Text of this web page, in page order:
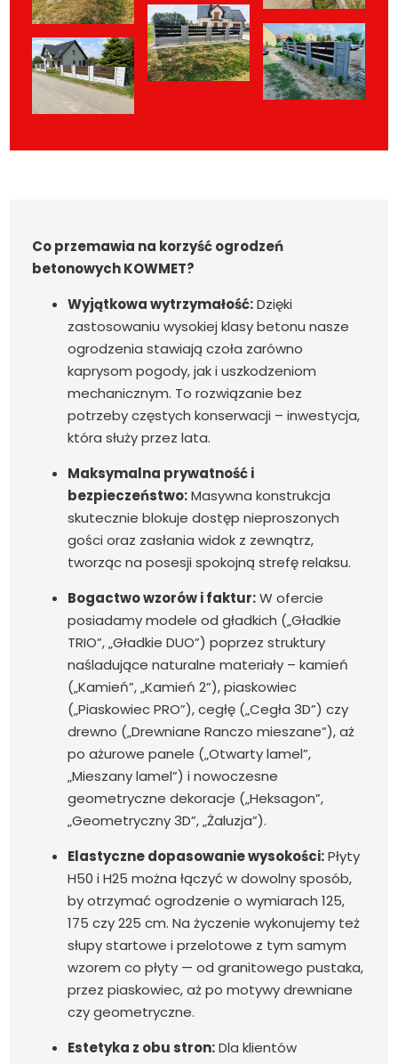
Co przemawia na korzyść ogrodzeń
betonowych KOWMET?
Wyjątkowa wytrzymałość:Dzięki
zastosowaniu wysokiej klasy betonu nasze
ogrodzenia stawiają czoła zarówno
kaprysom pogody, jak i uszkodzeniom
mechanicznym. To rozwiązanie bez
potrzeby częstych konserwacji – inwestycja,
która służy przez lata.
Maksymalna prywatność i
bezpieczeństwo:Masywna konstrukcja
skutecznie blokuje dostęp nieproszonych
gości oraz zasłania widok z zewnątrz,
tworząc na posesji spokojną strefę relaksu.
Bogactwo wzorów i faktur:W ofercie
posiadamy modele od gładkich („Gładkie
TRIO”, „Gładkie DUO”) poprzez struktury
naśladujące naturalne materiały – kamień
(„Kamień”, „Kamień 2”), piaskowiec
(„Piaskowiec PRO”), cegłę („Cegła 3D”) czy
drewno („Drewniane Ranczo mieszane”), aż
po ażurowe panele („Otwarty lamel”,
„Mieszany lamel”) i nowoczesne
geometryczne dekoracje („Heksagon”,
„Geometryczny 3D”, „Żaluzja”).
Elastyczne dopasowanie wysokości:Płyty
H50 i H25 można łączyć w dowolny sposób,
by otrzymać ogrodzenie o wymiarach 125,
175 czy 225 cm. Na życzenie wykonujemy też
słupy startowe i przelotowe z tym samym
wzorem co płyty — od granitowego pustaka,
przez piaskowiec, aż po motywy drewniane
czy geometryczne.
Estetyka z obu stron:Dla klientów